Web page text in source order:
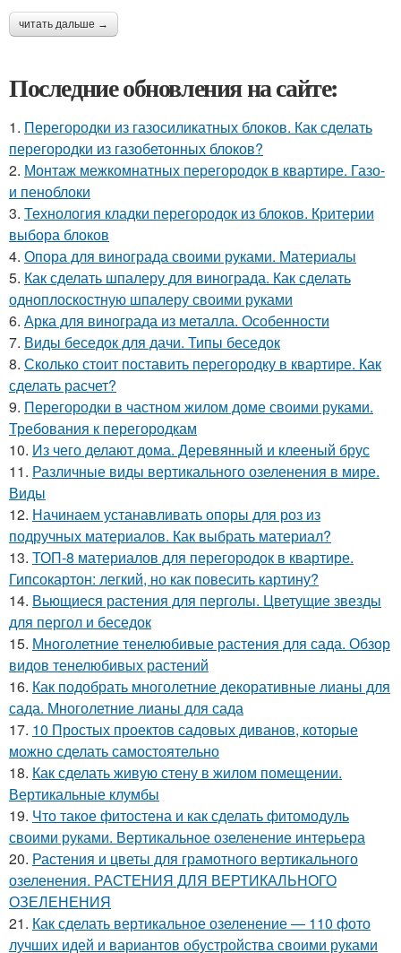
читать дальше →
Последние обновления на сайте:
1. Перегородки из газосиликатных блоков. Как сделать
перегородки из газобетонных блоков?
2. Монтаж межкомнатных перегородок в квартире. Газо-
и пеноблоки
3. Технология кладки перегородок из блоков. Критерии
выбора блоков
4. Опора для винограда своими руками. Материалы
5. Как сделать шпалеру для винограда. Как сделать
одноплоскостную шпалеру своими руками
6. Арка для винограда из металла. Особенности
7. Виды беседок для дачи. Типы беседок
8. Сколько стоит поставить перегородку в квартире. Как
сделать расчет?
9. Перегородки в частном жилом доме своими руками.
Требования к перегородкам
10. Из чего делают дома. Деревянный и клееный брус
11. Различные виды вертикального озеленения в мире.
Виды
12. Начинаем устанавливать опоры для роз из
подручных материалов. Как выбрать материал?
13. ТОП-8 материалов для перегородок в квартире.
Гипсокартон: легкий, но как повесить картину?
14. Вьющиеся растения для перголы. Цветущие звезды
для пергол и беседок
15. Многолетние тенелюбивые растения для сада. Обзор
видов тенелюбивых растений
16. Как подобрать многолетние декоративные лианы для
сада. Многолетние лианы для сада
17. 10 Простых проектов садовых диванов, которые
можно сделать самостоятельно
18. Как сделать живую стену в жилом помещении.
Вертикальные клумбы
19. Что такое фитостена и как сделать фитомодуль
своими руками. Вертикальное озеленение интерьера
20. Растения и цветы для грамотного вертикального
озеленения. РАСТЕНИЯ ДЛЯ ВЕРТИКАЛЬНОГО
ОЗЕЛЕНЕНИЯ
21. Как сделать вертикальное озеленение — 110 фото
лучших идей и вариантов обустройства своими руками